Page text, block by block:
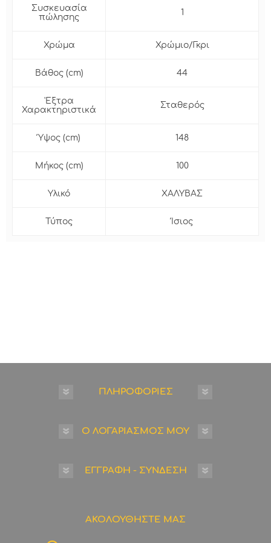
Συσκευασία
πώλησης
1
Χρώμα Χρώμιο/Γκρι
Βάθος (cm) 44
'Εξτρα
Χαρακτηριστικά
Σταθερός
Ύψος (cm) 148
Μήκος (cm) 100
Υλικό ΧΑΛΥΒΑΣ
Τύπος Ίσιος
ΠΛΗΡΟΦΟΡΙΕΣ
Ο ΛΟΓΑΡΙΑΣΜΟΣ ΜΟΥ
ΕΓΓΡΑΦΗ - ΣΥΝΔΕΣΗ
ΑΚΟΛΟΥΘΗΣΤΕ ΜΑΣ